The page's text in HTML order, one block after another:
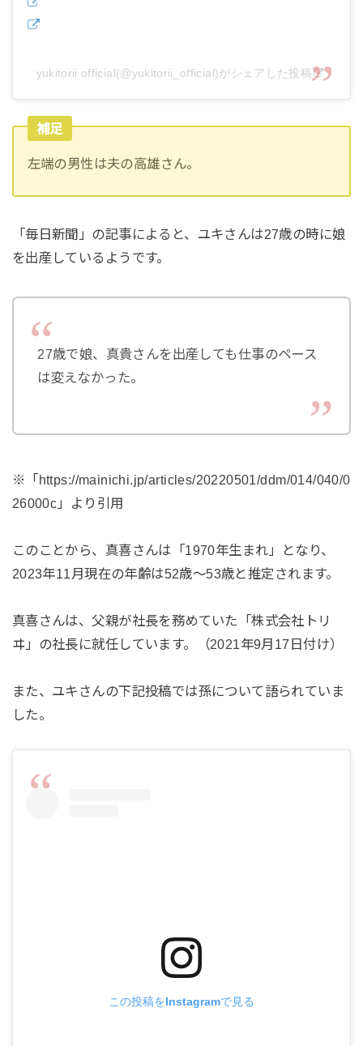
yukitorii official(@yukitorii_official)がシェアした投稿
補足
左端の男性は夫の高雄さん。
「毎日新聞」の記事によると、ユキさんは27歳の時に娘
を出産しているようです。
27歳で娘、真貴さんを出産しても仕事のペース
は変えなかった。
※「https://mainichi.jp/articles/20220501/ddm/014/040/0
26000c」より引用
このことから、真喜さんは「1970年生まれ」となり、
2023年11月現在の年齢は52歳～53歳と推定されます。
真喜さんは、父親が社長を務めていた「株式会社トリ
ヰ」の社長に就任しています。（2021年9月17日付け）
また、ユキさんの下記投稿では孫について語られていま
した。
この投稿をInstagramで見る